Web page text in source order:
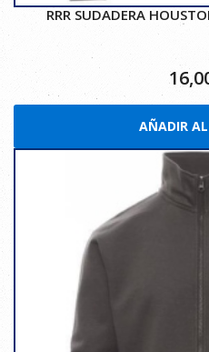
RRR SUDADERA
AÑADIR